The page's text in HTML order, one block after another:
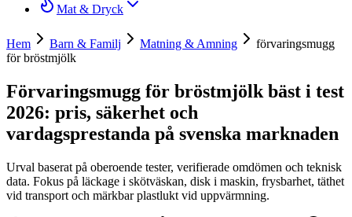
Mat & Dryck
Hem Barn & Familj Matning & Amning
förvaringsmugg
för bröstmjölk
Förvaringsmugg för bröstmjölk bäst i test
2026: pris, säkerhet och
vardagsprestanda på svenska marknaden
Urval baserat på oberoende tester, verifierade omdömen och teknisk
data. Fokus på läckage i skötväskan, disk i maskin, frysbarhet, täthet
vid transport och märkbar plastlukt vid uppvärmning.